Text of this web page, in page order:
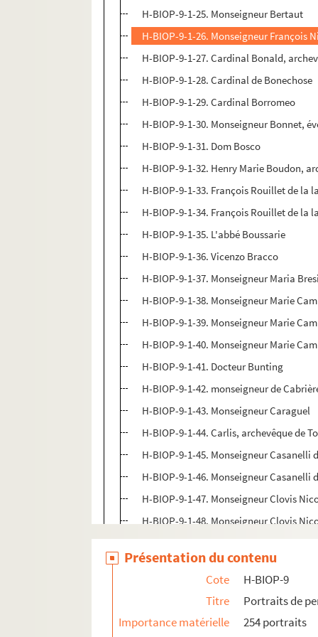
H-BIOP-9-1-25. Monseigneur Bertaut
H-BIOP-9-1-26. Monseigneur François
H-BIOP-9-1-27. Cardinal Bonald,
H-BIOP-9-1-28. Cardinal de Bonechose
H-BIOP-9-1-29. Cardinal Borromeo
H-BIOP-9-1-30. Monseigneur Bonnet,
H-BIOP-9-1-31. Dom Bosco
H-BIOP-9-1-32. Henry Marie Boudon,
H-BIOP-9-1-33. François Rouillet de la
H-BIOP-9-1-34. François Rouillet de la
H-BIOP-9-1-35. L'abbé Boussarie
H-BIOP-9-1-36. Vicenzo Bracco
H-BIOP-9-1-37. Monseigneur Maria
H-BIOP-9-1-38. Monseigneur Marie
H-BIOP-9-1-39. Monseigneur Marie
H-BIOP-9-1-40. Monseigneur Marie
H-BIOP-9-1-41. Docteur Bunting
H-BIOP-9-1-42. monseigneur de
H-BIOP-9-1-43. Monseigneur Caraguel
H-BIOP-9-1-44. Carlis, archevêque de
H-BIOP-9-1-45. Monseigneur Casanelli
H-BIOP-9-1-46. Monseigneur Casanelli
H-BIOP-9-1-47. Monseigneur Clovis
H-BIOP-9-1-48. Monseigneur Clovis
H-BIOP-9-1-49. Monseigneur Caverot,
H-BIOP-9-1-50. Louis Marie Joseph
H-BIOP-9-1-51. Johann Baptist Cazet
H-BIOP-9-1-52. Le Père de la Chaise
H-BIOP-9-1-53. Docteur Chalmers
Présentation du contenu
Cote
H-BIOP-9
Titre
Portraits de
Importance matérielle
254 portraits